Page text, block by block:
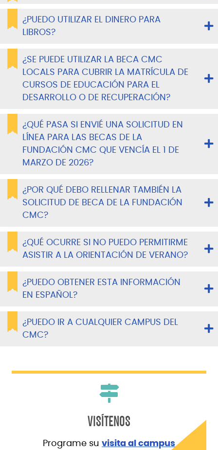
¿PUEDO UTILIZAR EL DINERO PARA
LIBROS?
¿SE PUEDE UTILIZAR LA BECA CMC
LOCALS PARA CUBRIR LA MATRÍCULA DE
CURSOS DE EDUCACIÓN PARA EL
DESARROLLO O DE RECUPERACIÓN?
¿QUÉ PASA SI ENVIÉ UNA SOLICITUD EN
LÍNEA PARA LAS BECAS DE LA
FUNDACIÓN CMC QUE VENCÍA EL 1 DE
MARZO DE 2026?
¿POR QUÉ DEBO RELLENAR TAMBIÉN LA
SOLICITUD DE BECA DE LA FUNDACIÓN
CMC?
¿QUÉ OCURRE SI NO PUEDO PERMITIRME
ASISTIR A LA ORIENTACIÓN DE VERANO?
¿PUEDO OBTENER ESTA INFORMACIÓN
EN ESPAÑOL?
¿PUEDO IR A CUALQUIER CAMPUS DEL
CMC?
VISÍTENOS
Programe su visita al campus